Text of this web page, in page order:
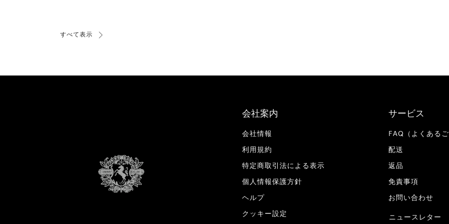
すべて表示
会社案内
会社情報
利用規約
特定商取引法による表示
個人情報保護方針
ヘルプ
クッキー設定
サービス
FAQ（よくある
配送
返品
免責事項
お問い合わせ
ニュースレター